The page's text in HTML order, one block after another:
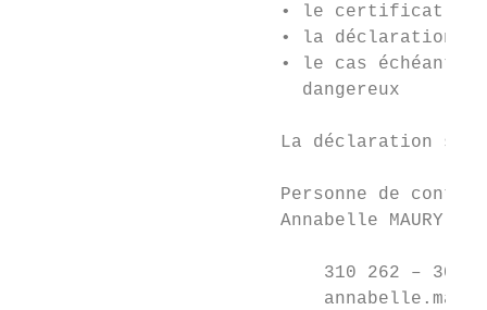
• le certificat
• la déclaration
• le cas échéant:
                          dangereux
La déclaration se
Personne de
                        Annabelle MAURY
                            310 262 – 300